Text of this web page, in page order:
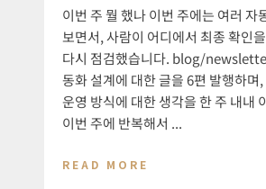
이번 주 뭘 했나 이번 주에는 여러 자
보면서, 사람이 어디에서 최종 확인
다시 점검했습니다. blog/
동화 설계에 대한 글을 6편 발행하며
운영 방식에 대한 생각을 한 주 내내
이번 주에 반복해서 ...
READ MORE